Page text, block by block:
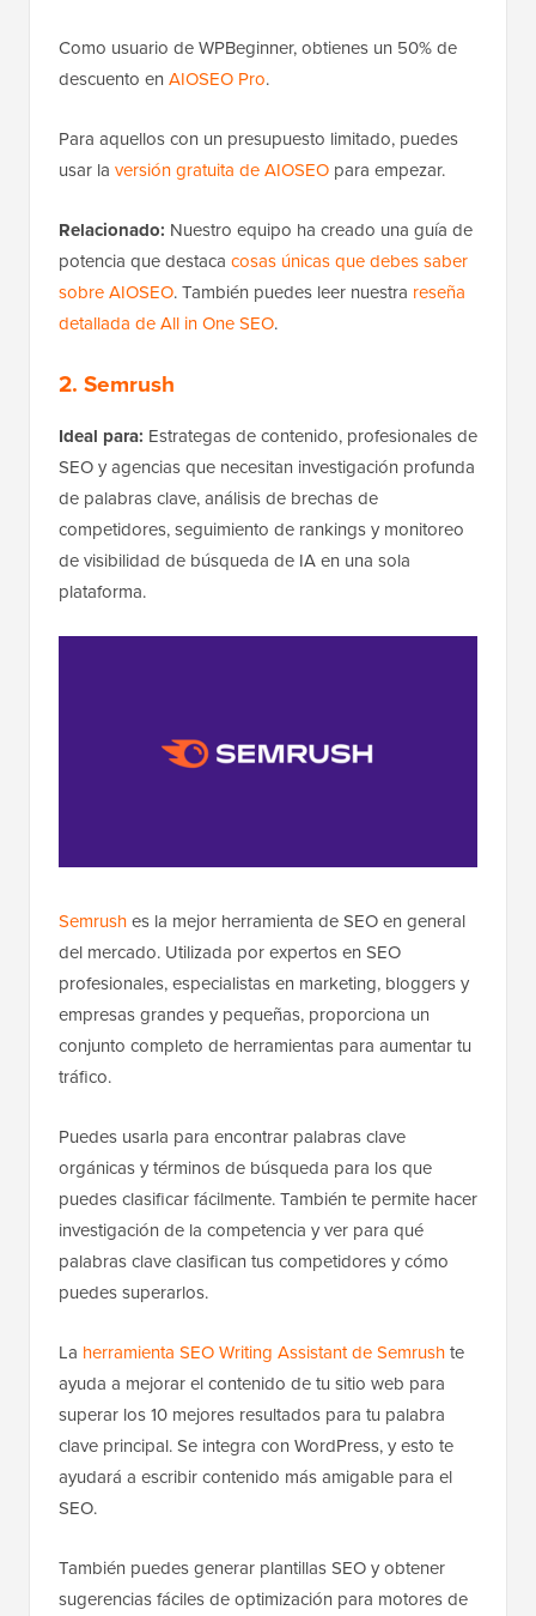
Como usuario de WPBeginner, obtienes un 50% de
descuento en AIOSEO Pro.
Para aquellos con un presupuesto limitado, puedes
usar la versión gratuita de AIOSEO para empezar.
Relacionado: Nuestro equipo ha creado una guía de
potencia que destaca cosas únicas que debes saber
sobre AIOSEO. También puedes leer nuestra reseña
detallada de All in One SEO.
2. Semrush
Ideal para: Estrategas de contenido, profesionales de
SEO y agencias que necesitan investigación profunda
de palabras clave, análisis de brechas de
competidores, seguimiento de rankings y monitoreo
de visibilidad de búsqueda de IA en una sola
plataforma.
Semrushes la mejor herramienta de SEO en general
del mercado. Utilizada por expertos en SEO
profesionales, especialistas en marketing, bloggers y
empresas grandes y pequeñas, proporciona un
conjunto completo de herramientas para aumentar tu
tráfico.
Puedes usarla para encontrar palabras clave
orgánicas y términos de búsqueda para los que
puedes clasificar fácilmente. También te permite hacer
investigación de la competencia y ver para qué
palabras clave clasifican tus competidores y cómo
puedes superarlos.
La herramienta SEO Writing Assistant de Semrushte
ayuda a mejorar el contenido de tu sitio web para
superar los 10 mejores resultados para tu palabra
clave principal. Se integra con WordPress, y esto te
ayudará a escribir contenido más amigable para el
SEO.
También puedes generar plantillas SEO y obtener
sugerencias fáciles de optimización para motores de